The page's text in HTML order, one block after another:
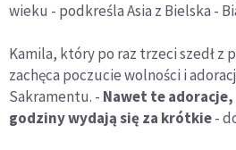
wieku - podkreśla Asia z Bielska -
Kamila, który po raz trzeci szedł z
zachęca poczucie wolności i
Sakramentu. - Nawet te
godziny wydają się za krótkie-